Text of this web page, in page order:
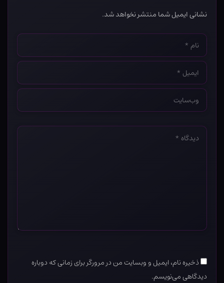
نشانی ایمیل شما منتشر نخواهد شد.
نام
*
ایمیل
*
وب‌سایت
*
دیدگاه
ذخیره نام، ایمیل و وبسایت من در مرورگر برای زمانی که دوباره
دیدگاهی می‌نویسم.